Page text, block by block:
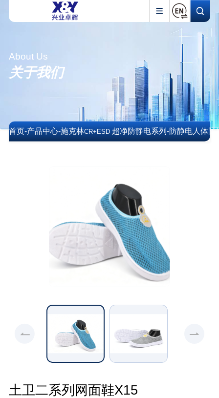
About Us
关于我们
首页-产品中心-施克林CR+ESD超净防静电系列-防静电人体防
土卫二系列网面鞋X15